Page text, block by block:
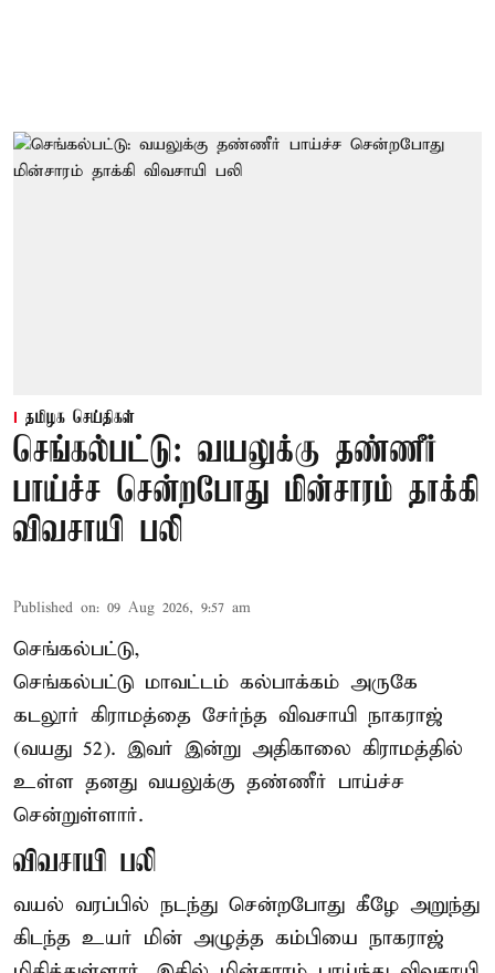
தமிழக செய்திகள்
செங்கல்பட்டு: வயலுக்கு தண்ணீர்
பாய்ச்ச சென்றபோது மின்சாரம் தாக்கி
விவசாயி பலி
Published on: 09 Aug 2026, 9:57 am
செங்கல்பட்டு,
செங்கல்பட்டு மாவட்டம் கல்பாக்கம் அருகே
கடலூர் கிராமத்தை சேர்ந்த விவசாயி நாகராஜ்
(வயது 52). இவர் இன்று அதிகாலை கிராமத்தில்
உள்ள தனது வயலுக்கு தண்ணீர் பாய்ச்ச
சென்றுள்ளார்.
விவசாயி பலி
வயல் வரப்பில் நடந்து சென்றபோது கீழே அறுந்து
கிடந்த உயர் மின் அழுத்த கம்பியை நாகராஜ்